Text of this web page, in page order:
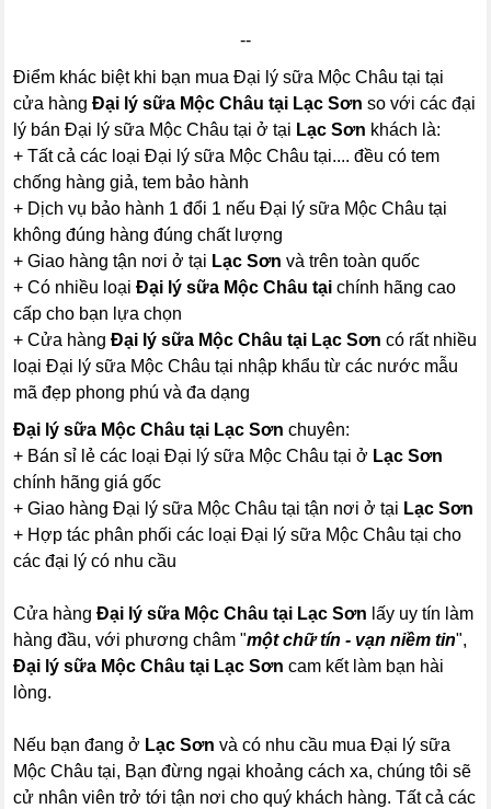
--
Điểm khác biệt khi bạn mua Đại lý sữa Mộc Châu tại tại
cửa hàngĐại lý sữa Mộc Châu tại Lạc Sơn so với các đại
lý bán Đại lý sữa Mộc Châu tại ở tại Lạc Sơn khách là:
+ Tất cả các loại Đại lý sữa Mộc Châu tại.... đều có tem
chống hàng giả, tem bảo hành
+ Dịch vụ bảo hành 1 đổi 1 nếu Đại lý sữa Mộc Châu tại
không đúng hàng đúng chất lượng
+ Giao hàng tận nơi ở tại Lạc Sơn và trên toàn quốc
+ Có nhiều loạiĐại lý sữa Mộc Châu tại chính hãng cao
cấp cho bạn lựa chọn
+ Cửa hàngĐại lý sữa Mộc Châu tại Lạc Sơn có rất nhiều
loại Đại lý sữa Mộc Châu tại nhập khẩu từ các nước mẫu
mã đẹp phong phú và đa dạng
Đại lý sữa Mộc Châu tại Lạc Sơnchuyên:
+ Bán sỉ lẻ các loại Đại lý sữa Mộc Châu tại ở Lạc Sơn
chính hãng giá gốc
+ Giao hàng Đại lý sữa Mộc Châu tại tận nơi ở tại Lạc Sơn
+ Hợp tác phân phối các loại Đại lý sữa Mộc Châu tại cho
các đại lý có nhu cầu
Cửa hàngĐại lý sữa Mộc Châu tại Lạc Sơn lấy uy tín làm
hàng đầu, với phương châm "một chữ tín - vạn niềm tin",
Đại lý sữa Mộc Châu tại Lạc Sơn cam kết làm bạn hài
lòng.
Nếu bạn đang ở Lạc Sơn và có nhu cầu mua Đại lý sữa
Mộc Châu tại, Bạn đừng ngại khoảng cách xa, chúng tôi sẽ
cử nhân viên trở tới tận nơi cho quý khách hàng. Tất cả các